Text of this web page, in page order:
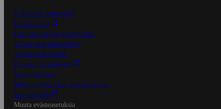
S-Business yrityksille
Oiva-raportit
Osuuskauppojen yhteystiedot
Tilaus- ja toimitusehdot
Tietosuojakäytäntö
Palvelun käyttöehdot
Saavutettavuus
Mobiilisovelluksen saavutettavuus
Mainostajalle
Muuta evästeasetuksia